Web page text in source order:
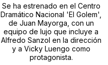
Se ha estrenado en el Centro
Dramático Nacional 'El Golem',
de Juan Mayorga, con un
equipo de lujo que incluye a
Alfredo Sanzol en la dirección
y a Vicky Luengo como
protagonista.